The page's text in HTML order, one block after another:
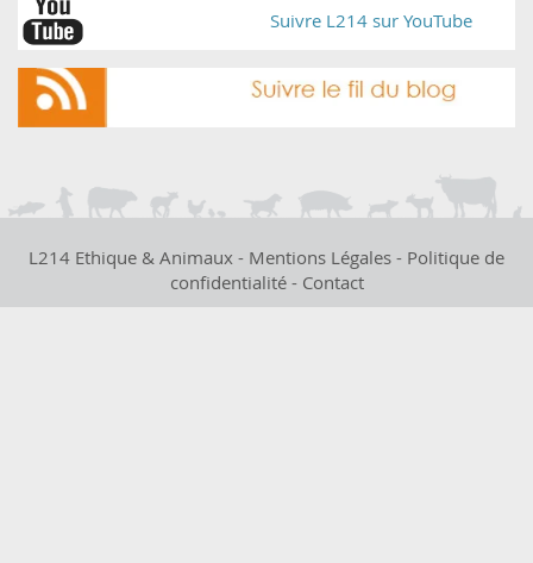
Suivre L214 sur YouTube
L214 Ethique & Animaux - Mentions Légales - Politique de
confidentialité- Contact